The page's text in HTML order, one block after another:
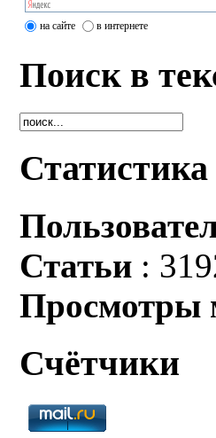
на сайте в интернете
Поиск в
Статистика
Статьи :
Просмотры
Счётчики